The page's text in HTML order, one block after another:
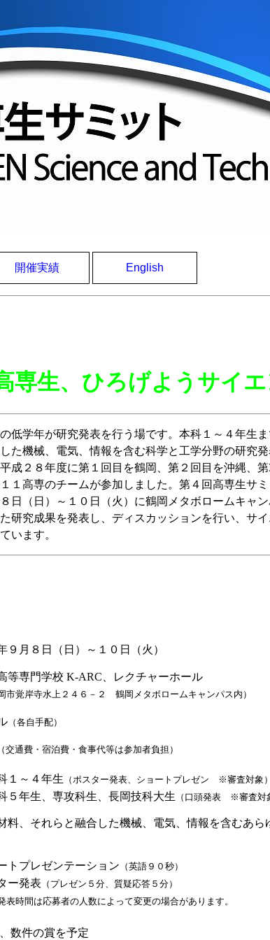
開催実績 English
専生、ひろげようサイ
低学年が研究発表を行う場です。本科１～４年生
た機械、電気、情報を含む科学と工学分野の研究
成２８年度に第１回目を鶴岡、第２回目を沖縄、
１高専のチームが参加しました。第４回高専生サ
日（日）～１０日（火）に鶴岡メタボロームキャン
研究成果を発表し、ディスカッションを行い、サ
います。
９月８日（日）～１０日（火）
等専門学校 K-ARC、レクチャーホール
市覚岸寺水上２４６－２ 鶴岡メタボロームキャンパス内）
（各自手配）
（交通費・宿泊費・食事代等は参加者負担）
１～４年生 （ポスター発表、ショートプレゼン ※審査対象）
５年生、専攻科生、長岡技科大生 （口頭発表 ※審査対
料、それらと融合した機械、電気、情報を含むあら
トプレゼンテーション （英語９０秒）
ー発表 （プレゼン５分、質疑応答５分）
は応募者の人数によって変更の場合があります。
数件の賞を予定